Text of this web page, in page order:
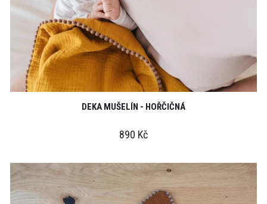
DEKA MUŠELÍN - HOŘČIČNÁ
890 Kč